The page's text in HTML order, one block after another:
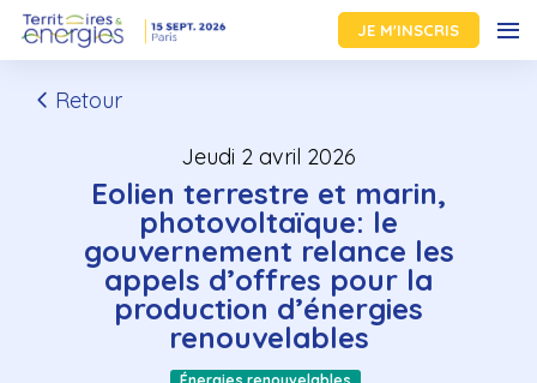
JE M'INSCRIS
Retour
jeudi 2 avril 2026
Eolien terrestre et marin,
photovoltaïque: le
gouvernement relance les
appels d’offres pour la
production d’énergies
renouvelables